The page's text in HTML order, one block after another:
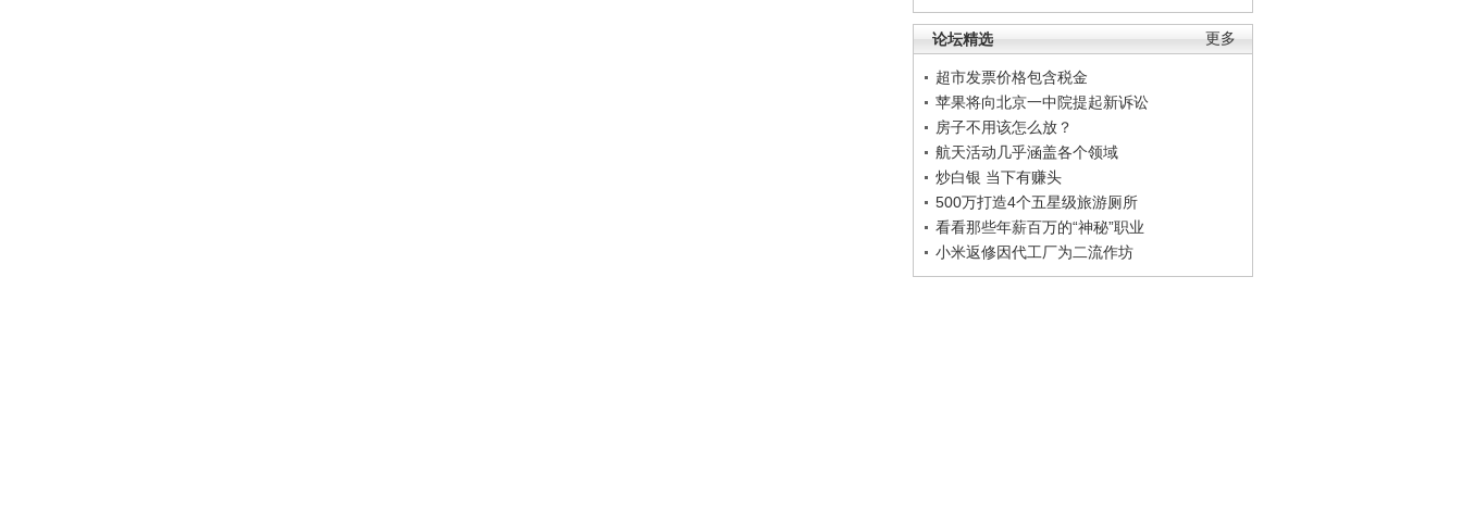
更多
论坛精选
超市发票价格包含税金
苹果将向北京一中院提起新诉讼
房子不用该怎么放？
航天活动几乎涵盖各个领域
炒白银 当下有赚头
500万打造4个五星级旅游厕所
看看那些年薪百万的“神秘”职业
小米返修因代工厂为二流作坊